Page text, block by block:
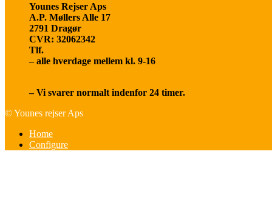
Younes Rejser Aps
A.P. Møllers Alle 17
2791 Dragør
CVR: 32062342
Tlf.
– alle hverdage mellem kl. 9-16
– Vi svarer normalt indenfor 24 timer.
© Younes rejser Aps
Home
Configure